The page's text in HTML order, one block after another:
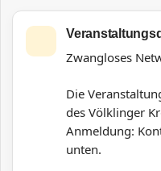
Zwangloses
Die
des Völklinger
Anmeldung:
unten.